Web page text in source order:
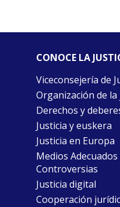
CONOCE LA
Viceconsejería de
Organización de la
Derechos y
Justicia y euskera
Justicia en Europa
Medios
Controversias
Justicia digital
Cooperación